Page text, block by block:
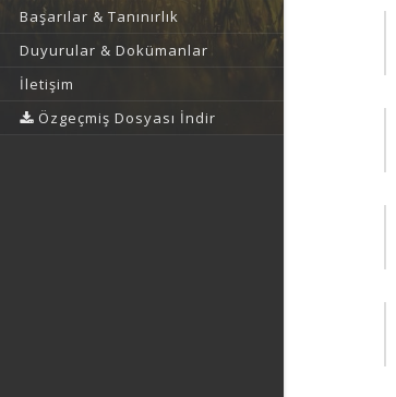
Başarılar & Tanınırlık
Duyurular & Dokümanlar
İletişim
Özgeçmiş Dosyası İndir